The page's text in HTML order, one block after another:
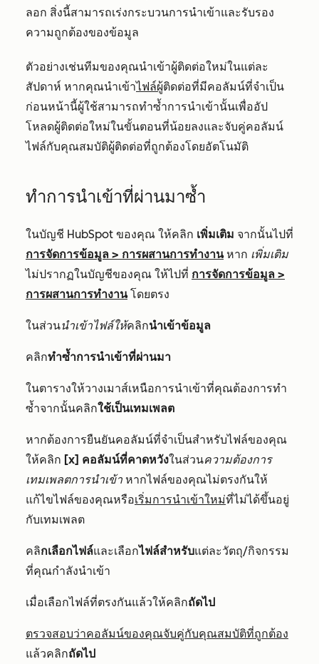
ลอก สิ่งนี้สามารถเร่งกระบวนการนำเข้าและรับรอง
ความถูกต้องของข้อมูล
ตัวอย่างเช่นทีมของคุณนำเข้าผู้ติดต่อใหม่ในแต่ละ
สัปดาห์ หากคุณนำเข้าไฟล์ผู้ติดต่อที่มีคอลัมน์ที่จำเป็น
ก่อนหน้านี้ผู้ใช้สามารถทำซ้ำการนำเข้านั้นเพื่ออัป
โหลดผู้ติดต่อใหม่ในขั้นตอนที่น้อยลงและจับคู่คอลัมน์
ไฟล์กับคุณสมบัติผู้ติดต่อที่ถูกต้องโดยอัตโนมัติ
ทำการนำเข้าที่ผ่านมาซ้ำ
ในบัญชี HubSpot ของคุณ ให้คลิก เพิ่มเติม จากนั้นไปที่
การจัดการข้อมูล > การผสานการทำงานหาก เพิ่มเติม
ไม่ปรากฏในบัญชีของคุณ ให้ไปที่ การจัดการข้อมูล >
การผสานการทำงานโดยตรง
ในส่วนนำเข้าไฟล์ให้คลิกนำเข้าข้อมูล
คลิกทำซ้ำการนำเข้าที่ผ่านมา
ในตารางให้วางเมาส์เหนือการนำเข้าที่คุณต้องการทำ
ซ้ำจากนั้นคลิกใช้เป็นเทมเพลต
หากต้องการยืนยันคอลัมน์ที่จำเป็นสำหรับไฟล์ของคุณ
ให้คลิก [x] คอลัมน์ที่คาดหวังในส่วนความต้องการ
เทมเพลตการนำเข้า หากไฟล์ของคุณไม่ตรงกันให้
แก้ไขไฟล์ของคุณหรือเริ่มการนำเข้าใหม่ที่ไม่ได้ขึ้นอยู่
กับเทมเพลต
คลิกเลือกไฟล์และเลือกไฟล์สำหรับแต่ละวัตถุ/กิจกรรม
ที่คุณกำลังนำเข้า
เมื่อเลือกไฟล์ที่ตรงกันแล้วให้คลิกถัดไป
ตรวจสอบว่าคอลัมน์ของคุณจับคู่กับคุณสมบัติที่ถูกต้อง
แล้วคลิกถัดไป